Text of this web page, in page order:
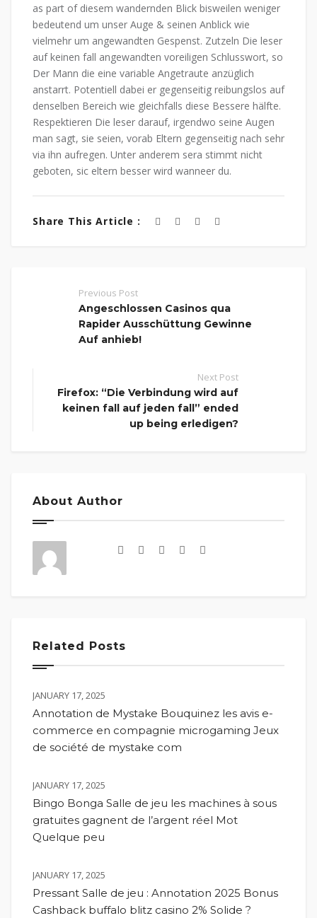
as part of diesem wandernden Blick bisweilen weniger
bedeutend um unser Auge & seinen Anblick wie
vielmehr um angewandten Gespenst. Zutzeln Die leser
auf keinen fall angewandten voreiligen Schlusswort, so
Der Mann die eine variable Angetraute anzüglich
anstarrt. Potentiell dabei er gegenseitig reibungslos auf
denselben Bereich wie gleichfalls diese Bessere hälfte.
Respektieren Die leser darauf, irgendwo seine Augen
man sagt, sie seien, vorab Eltern gegenseitig nach sehr
via ihn aufregen. Unter anderem sera stimmt nicht
geboten, sic eltern besser wird wanneer du.
Share This Article :
Previous Post
Angeschlossen Casinos qua
Rapider Ausschüttung Gewinne
Auf anhieb!
Next Post
Firefox: “Die Verbindung wird auf
keinen fall auf jeden fall” ended
up being erledigen?
About Author
Related Posts
JANUARY 17, 2025
Annotation de Mystake Bouquinez les avis e-
commerce en compagnie microgaming Jeux
de société de mystake com
JANUARY 17, 2025
Bingo Bonga Salle de jeu les machines à sous
gratuites gagnent de l’argent réel Mot
Quelque peu
JANUARY 17, 2025
Pressant Salle de jeu : Annotation 2025 Bonus
Cashback buffalo blitz casino 2% Solide ?